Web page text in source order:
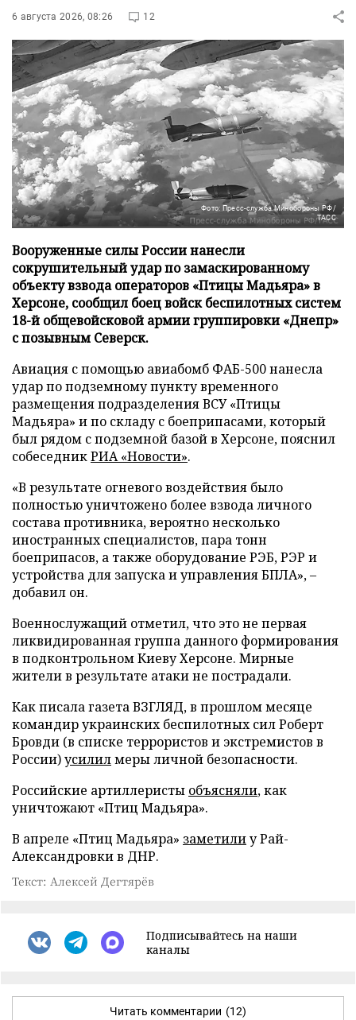
6 августа 2026, 08:26 12
Фото: Пресс-служба Минобороны РФ/
ТАСС
Вооруженные силы России нанесли
сокрушительный удар по замаскированному
объекту взвода операторов «Птицы Мадьяра» в
Херсоне, сообщил боец войск беспилотных систем
18-й общевойсковой армии группировки «Днепр»
с позывным Северск.
Авиация с помощью авиабомб ФАБ-500 нанесла
удар по подземному пункту временного
размещения подразделения ВСУ «Птицы
Мадьяра» и по складу с боеприпасами, который
был рядом с подземной базой в Херсоне, пояснил
собеседникРИА «Новости».
«В результате огневого воздействия было
полностью уничтожено более взвода личного
состава противника, вероятно несколько
иностранных специалистов, пара тонн
боеприпасов, а также оборудование РЭБ, РЭР и
устройства для запуска и управления БПЛА», –
добавил он.
Военнослужащий отметил, что это не первая
ликвидированная группа данного формирования
в подконтрольном Киеву Херсоне. Мирные
жители в результате атаки не пострадали.
Как писала газета ВЗГЛЯД, в прошлом месяце
командир украинских беспилотных сил Роберт
Бровди (в списке террористов и экстремистов в
России)усилилмеры личной безопасности.
Российские артиллеристы объясняли, как
уничтожают «Птиц Мадьяра».
В апреле «Птиц Мадьяра» заметилиу Рай-
Александровки в ДНР.
Текст: Алексей Дегтярёв
Подписывайтесь на наши
каналы
Читать комментарии (12)